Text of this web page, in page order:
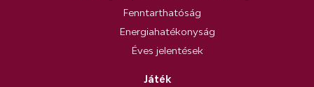
Fenntarthatóság
Energiahatékonyság
Éves jelentések
Játék